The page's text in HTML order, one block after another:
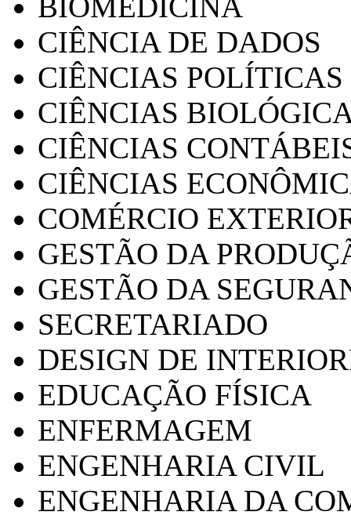
CIÊNCIA DE DADOS
CIÊNCIAS POLÍTICAS
CIÊNCIAS
CIÊNCIAS
CIÊNCIAS
COMÉRCIO
GESTÃO DA
GESTÃO DA
SECRETARIADO
DESIGN DE
EDUCAÇÃO FÍSICA
ENFERMAGEM
ENGENHARIA CIVIL
ENGENHARIA DA